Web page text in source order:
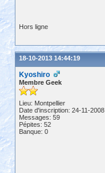
Hors ligne
18-10-2013 14:44:19
Kyoshiro
Membre Geek
Lieu: Montpellier
Date d'inscription: 24-11-2008
Messages: 59
Pépites: 52
Banque: 0